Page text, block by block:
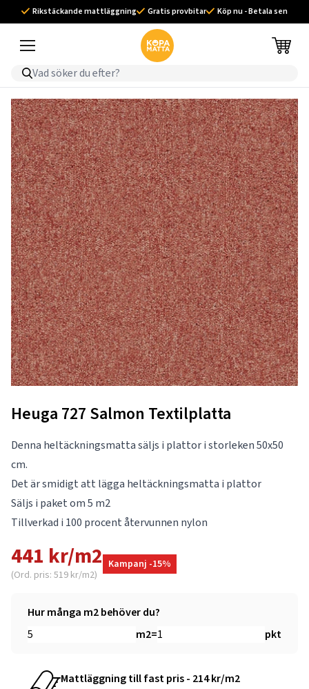
Rikstäckande mattläggning Gratis provbitar Köp nu - Betala sen
Heuga 727 Salmon Textilplatta
Denna heltäckningsmatta säljs i plattor i storleken 50x50
cm.
Det är smidigt att lägga heltäckningsmatta i plattor
Säljs i paket om 5 m2
Tillverkad i 100 procent återvunnen nylon
441 kr/m2
(Ord. pris: 519 kr/m2)
Kampanj -15%
Hur många m2 behöver du?
m2= pkt
Mattläggning till fast pris - 214 kr/m2